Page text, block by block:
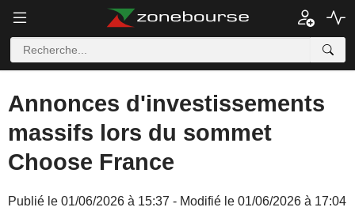
Annonces d'investissements
massifs lors du sommet
Choose France
Publié le 01/06/2026 à 15:37 - Modifié le 01/06/2026 à 17:04